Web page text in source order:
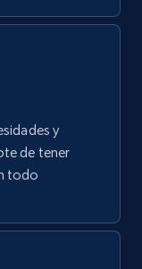
Product
and
y
de tener
todo